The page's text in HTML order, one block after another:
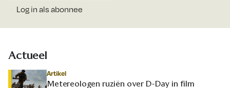
Log in als abonnee
Actueel
Artikel
Metereologen ruziën over D-Day in film